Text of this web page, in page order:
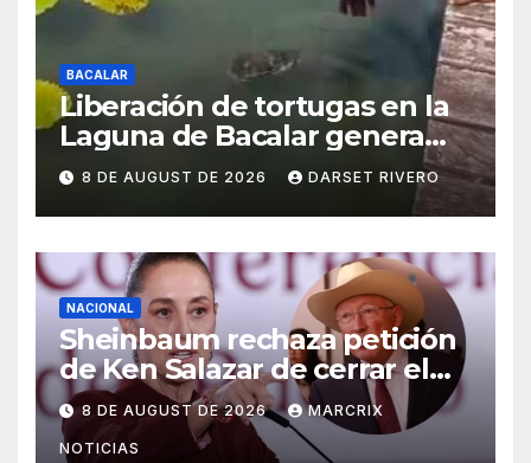
BACALAR
Liberación de tortugas en la
Laguna de Bacalar genera
preocupación por posible
impacto ambiental
8 DE AUGUST DE 2026 DARSET RIVERO
NACIONAL
Sheinbaum rechaza petición
de Ken Salazar de cerrar el
caso de ‘El Mayo’ Zambada
8 DE AUGUST DE 2026 MARCRIX
NOTICIAS